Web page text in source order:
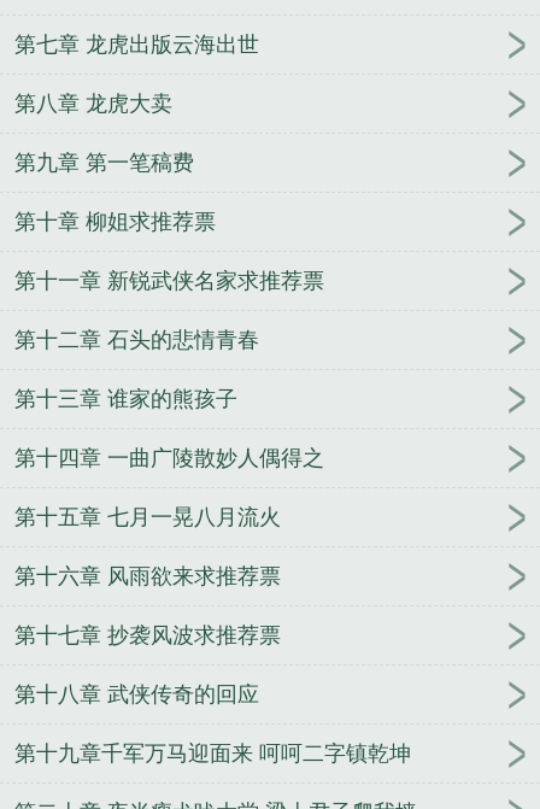
第七章 龙虎出版云海出世
第八章 龙虎大卖
第九章 第一笔稿费
第十章 柳姐求推荐票
第十一章 新锐武侠名家求推荐票
第十二章 石头的悲情青春
第十三章 谁家的熊孩子
第十四章 一曲广陵散妙人偶得之
第十五章 七月一晃八月流火
第十六章 风雨欲来求推荐票
第十七章 抄袭风波求推荐票
第十八章 武侠传奇的回应
第十九章千军万马迎面来 呵呵二字镇乾坤